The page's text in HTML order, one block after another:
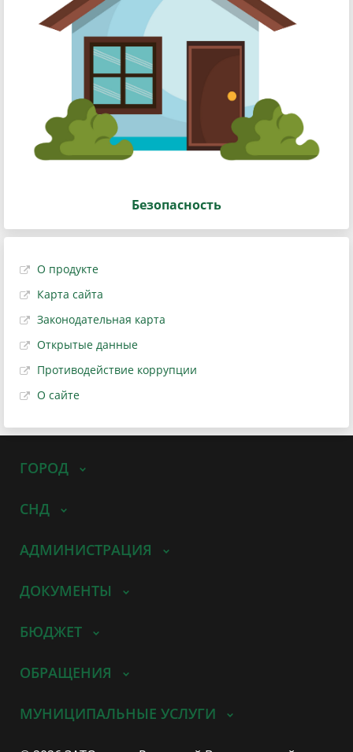
Безопасность
О продукте
Карта сайта
Законодательная карта
Открытые данные
Противодействие коррупции
О сайте
ГОРОД
СНД
АДМИНИСТРАЦИЯ
ДОКУМЕНТЫ
БЮДЖЕТ
ОБРАЩЕНИЯ
МУНИЦИПАЛЬНЫЕ УСЛУГИ